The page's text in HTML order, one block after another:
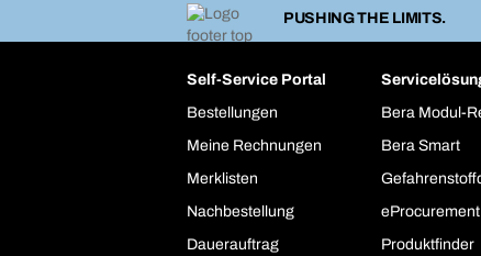
PUSHING THE LIMITS.
Self-Service Portal
Bestellungen
Meine Rechnungen
Merklisten
Nachbestellung
Dauerauftrag
Bera Modul-
Bera Smart
eProcurement
Produktfinder